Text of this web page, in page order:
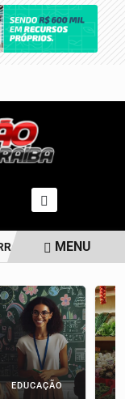
DESDE A
MENU
EDUCAÇÃO